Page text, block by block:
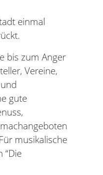
einmal
bis zum Anger
Vereine,
gute
musikalische
“Die